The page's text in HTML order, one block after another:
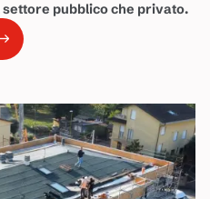
pubblico che privato.